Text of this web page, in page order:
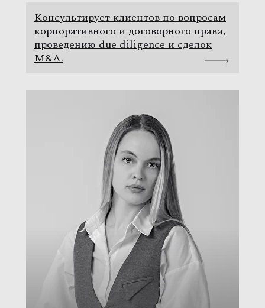
Консультирует клиентов по вопросам
корпоративного и договорного права,
проведению due diligence и сделок
M&A.